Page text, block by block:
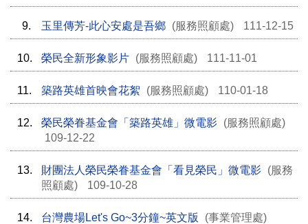
9. 玉里傳芳-此心安處是吾鄉 (服務照顧處) 111-12-15
10. 榮民全新形象影片 (服務照顧處) 111-11-01
11. 築路英雄首映會花絮 (服務照顧處) 110-01-18
12. 榮民榮眷基金會「築路英雄」微電影 (服務照顧處)
109-12-22
13. 財團法人榮民榮眷基金會「看見榮民」微電影 (服務
照顧處)
109-10-28
14. 台灣農場Let's Go~3分鐘~英文版
(事業管理處)